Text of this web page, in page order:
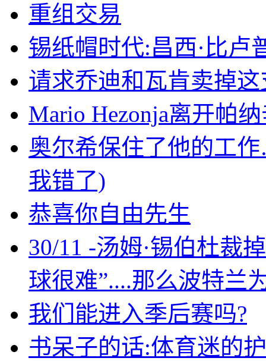
重组交易
锡纸帽时代:昌西·比卢
请求乔迪和瓦肯卖掉
Mario Hezonja离开帕
奥尔希保住了他的工
我错了)
恭喜你自由先生
30/11 -汤姆·锡伯杜裁
球很难”....那么波特兰
我们能进入季后赛吗?
书呆子的话:体育迷的